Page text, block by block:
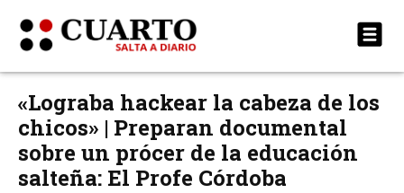
«Lograba hackear la cabeza de los
chicos» | Preparan documental
sobre un prócer de la educación
salteña: El Profe Córdoba